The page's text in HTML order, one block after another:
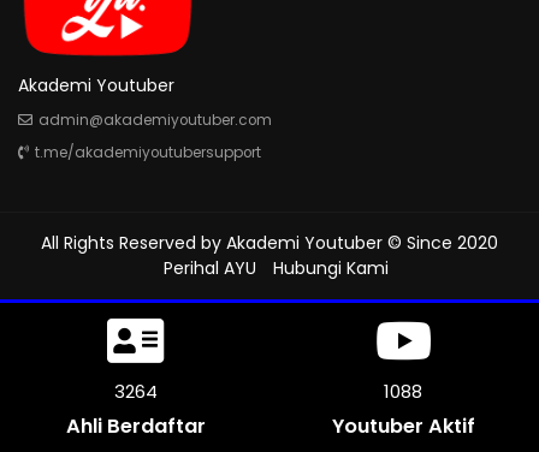
Akademi Youtuber
admin@akademiyoutuber.com
t.me/akademiyoutubersupport
All Rights Reserved by Akademi Youtuber © Since 2020
Perihal AYU
Hubungi Kami
3618
Ahli Berdaftar
1206
Youtuber Aktif